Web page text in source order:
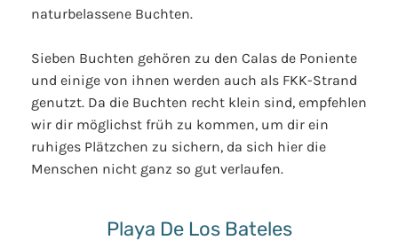
naturbelassene Buchten.
Sieben Buchten gehören zu den Calas de Poniente
und einige von ihnen werden auch als FKK-Strand
genutzt. Da die Buchten recht klein sind, empfehlen
wir dir möglichst früh zu kommen, um dir ein
ruhiges Plätzchen zu sichern, da sich hier die
Menschen nicht ganz so gut verlaufen.
Playa De Los Bateles